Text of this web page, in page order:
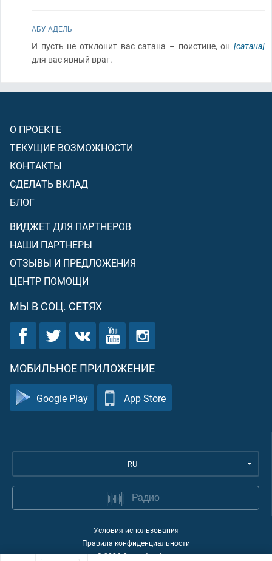
АБУ АДЕЛЬ
И пусть не отклонит вас сатана – поистине, он [сатана]
для вас явный враг.
О ПРОЕКТЕ
ТЕКУЩИЕ ВОЗМОЖНОСТИ
КОНТАКТЫ
СДЕЛАТЬ ВКЛАД
БЛОГ
ВИДЖЕТ ДЛЯ ПАРТНЕРОВ
НАШИ ПАРТНЕРЫ
ОТЗЫВЫ И ПРЕДЛОЖЕНИЯ
ЦЕНТР ПОМОЩИ
МЫ В СОЦ. СЕТЯХ
МОБИЛЬНОЕ ПРИЛОЖЕНИЕ
Google Play App Store
RU
Радио
Условия использования
Правила конфиденциальности
©2026Quran Academy